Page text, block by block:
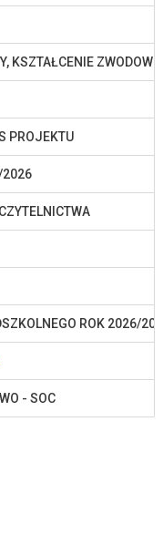
KSZTAŁCENIE ZWODOWE
PROJEKTU
2026
ROK 2026/
- SOC